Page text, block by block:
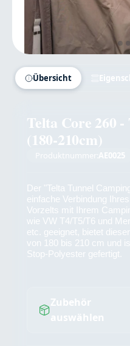
Übersicht
Telta Core 260
(180-210cm)
Produktnummer: AE0025
Der "Telta Tunnel
einfache Verbindung
Vorzelts mit Ihrem
wie VW T4/T5/T6 und
etc. geeignet, bietet
von 180 bis 210 cm und
Stop-Polyester gefertigt.
Zubehör
auswählen